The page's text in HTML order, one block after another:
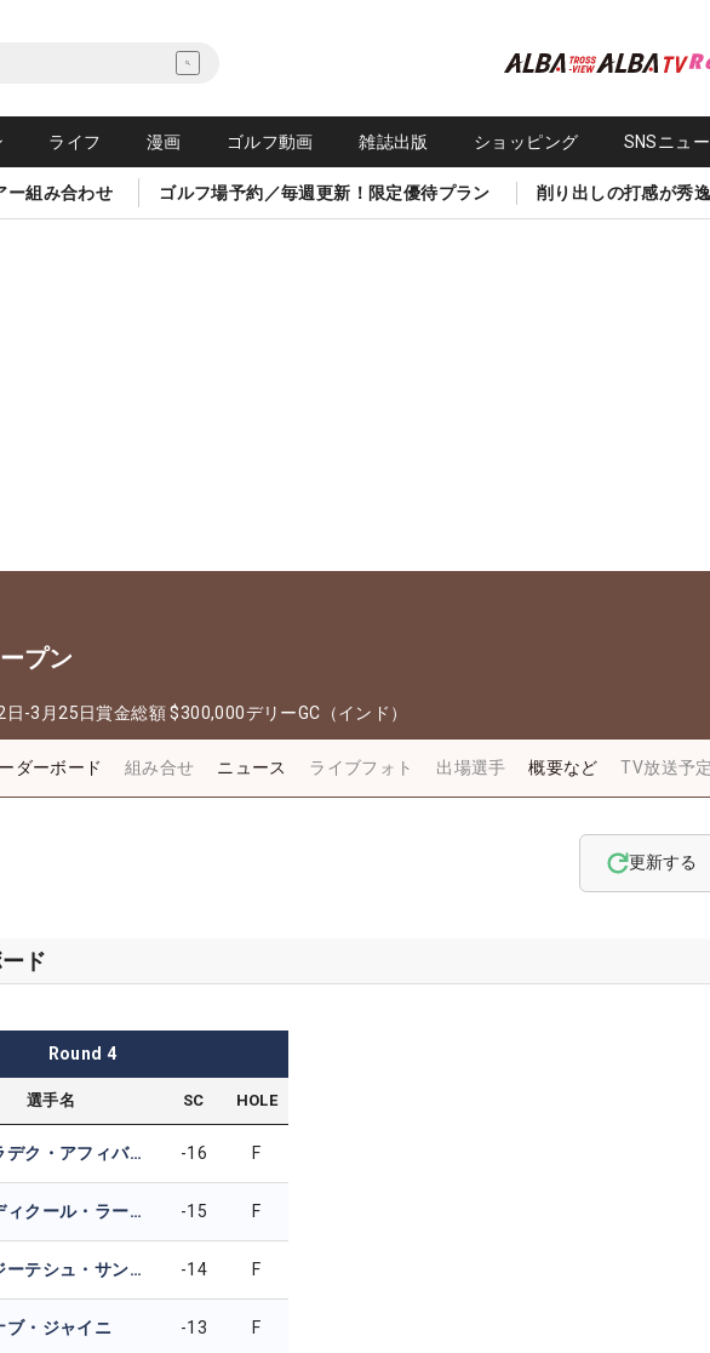
ライフ 漫画 ゴルフ動画 雑誌出版 ショッピング SNSニュ
ー組み合わせ ゴルフ場予約／毎週更新！限定優待プラン 削り出しの打感が秀
プン
日-3月25日賞金総額 $300,000デリーGC（インド）
ダーボード 組み合せ ニュース ライブフォト 出場選手 概要など TV放送予定
更新する
ド
Round 4
選手名 SC HOLE
キラデク・アフィバーンラト -16 F
シディクール・ラーマン -15 F
アジーテシュ・サンドゥ -14 F
ブ・ジャイニ -13 F